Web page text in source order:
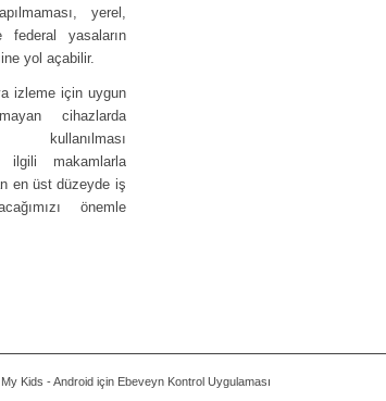
yerel,
federal yasaların
yol açabilir.
izleme için uygun
cihazlarda
kullanılması
ilgili makamlarla
en üst düzeyde iş
önemle
Kids - Android için Ebeveyn Kontrol Uygulaması